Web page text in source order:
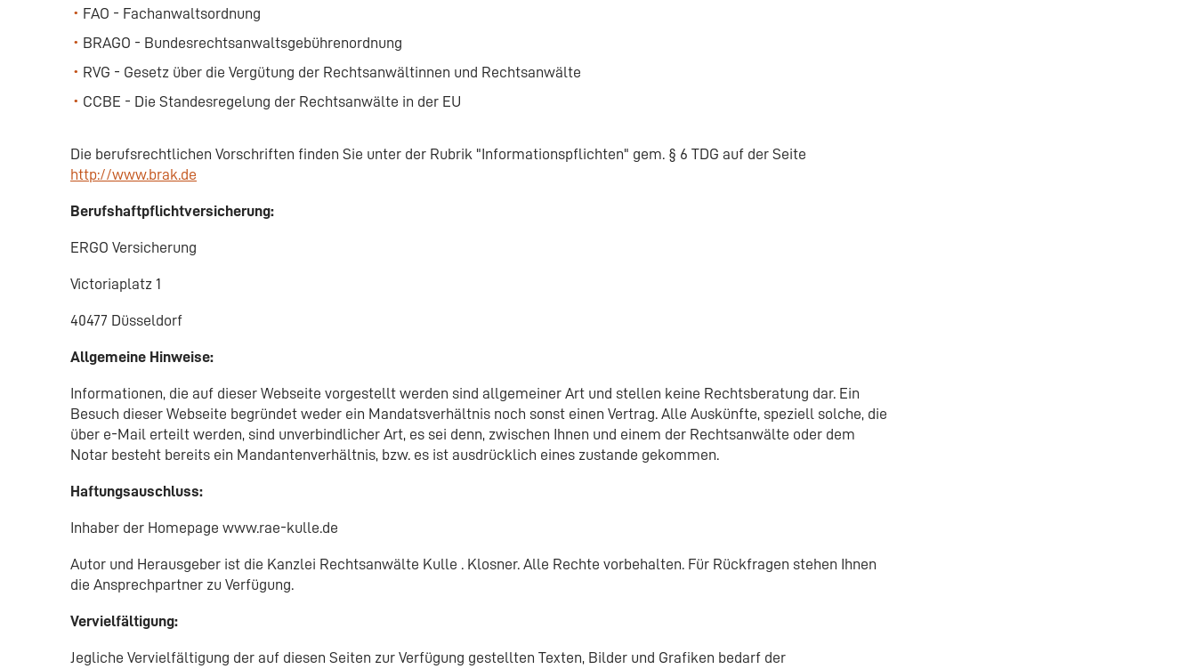
FAO - Fachanwaltsordnung
BRAGO - Bundesrechtsanwaltsgebührenordnung
RVG - Gesetz über die Vergütung der Rechtsanwältinnen und Rechtsanwälte
CCBE - Die Standesregelung der Rechtsanwälte in der EU
Die berufsrechtlichen Vorschriften finden Sie unter der Rubrik "Informationspflichten" gem. § 6 TDG auf der Seite
http://www.brak.de
Berufshaftpflichtversicherung:
ERGO Versicherung
Victoriaplatz 1
40477 Düsseldorf
Allgemeine Hinweise:
Informationen, die auf dieser Webseite vorgestellt werden sind allgemeiner Art und stellen keine Rechtsberatung dar. Ein
Besuch dieser Webseite begründet weder ein Mandatsverhältnis noch sonst einen Vertrag. Alle Auskünfte, speziell solche, die
über e-Mail erteilt werden, sind unverbindlicher Art, es sei denn, zwischen Ihnen und einem der Rechtsanwälte oder dem
Notar besteht bereits ein Mandantenverhältnis, bzw. es ist ausdrücklich eines zustande gekommen.
Haftungsauschluss:
Inhaber der Homepage www.rae-kulle.de
Autor und Herausgeber ist die Kanzlei Rechtsanwälte Kulle . Klosner. Alle Rechte vorbehalten. Für Rückfragen stehen Ihnen
die Ansprechpartner zu Verfügung.
Vervielfältigung:
Jegliche Vervielfältigung der auf diesen Seiten zur Verfügung gestellten Texten, Bilder und Grafiken bedarf der